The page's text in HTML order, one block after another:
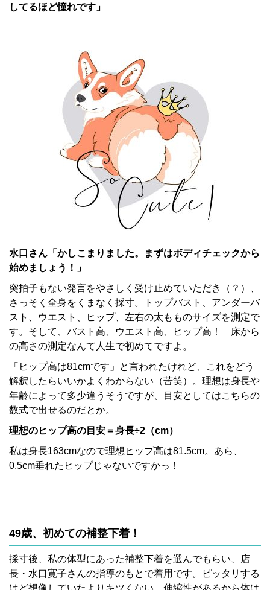
してるほど憧れです」
水口さん「かしこまりました。まずはボディチェックから
始めましょう！」
突拍子もない発言をやさしく受け止めていただき（？）、
さっそく全身をくまなく採寸。トップバスト、アンダーバ
スト、ウエスト、ヒップ、左右の太もものサイズを測定で
す。そして、バスト高、ウエスト高、ヒップ高！ 床から
の高さの測定なんて人生で初めてですよ。
「ヒップ高は81cmです」と言われたけれど、これをどう
解釈したらいいかよくわからない（苦笑）。理想は身長や
年齢によって多少違うそうですが、目安としてはこちらの
数式で出せるのだとか。
理想のヒップ高の目安＝身長÷2（cm）
私は身長163cmなので理想ヒップ高は81.5cm。あら、
0.5cm垂れたヒップじゃないですかっ！
49歳、初めての補整下着！
採寸後、私の体型にあった補整下着を選んでもらい、店
長・水口寛子さんの指導のもとで着用です。ピッタリする